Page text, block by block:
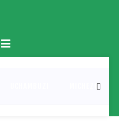
Primary
Menu
MICHEZO